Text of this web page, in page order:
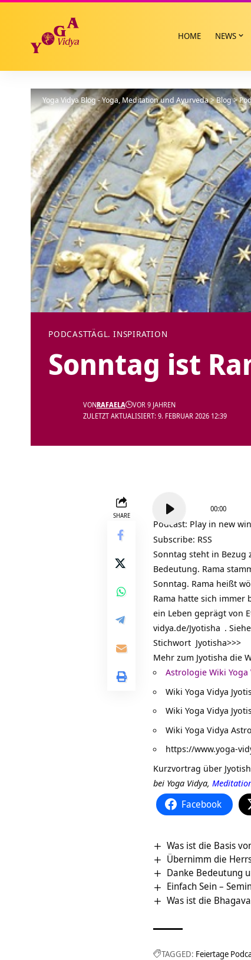
HOME NEWS
Yoga Vidya Blog - Yoga, Meditation und Ayurveda>Blog>
PODCASTTÄGL. INSPIRATION
Sonntag ist
ZULETZT AKTUALISIERT: 9. FEBRUAR 2026 12:39
VONRAFAELA VOR 9 JAHREN
SHARE
Player
00:00
Podcast: Play in new
Subscribe: RSS
Sonntag steht in Bezug
Bedeutung. Rama
Sonntag. Rama heißt
Rama hatte sich immer
ein Leben geprägt von
vidya.de/Jyotisha .
Stichwort Jyotisha>>>
Mehr zum Jyotisha die
Astrologie Wiki Yoga
Wiki Yoga Vidya
Wiki Yoga Vidya
Wiki Yoga Vidya
https://www.yoga-
Kurzvortrag über
bei Yoga Vidya,
Facebook
Was ist die Basis
Übernimm die
Danke Bedeutung
Einfach Sein –
Was ist die
TAGGED: Feiertage